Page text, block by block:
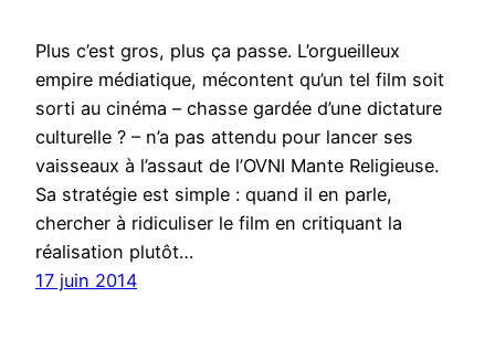
Plus c’est gros, plus ça passe. L’orgueilleux
empire médiatique, mécontent qu’un tel film soit
sorti au cinéma – chasse gardée d’une dictature
culturelle ? – n’a pas attendu pour lancer ses
vaisseaux à l’assaut de l’OVNI Mante Religieuse.
Sa stratégie est simple : quand il en parle,
chercher à ridiculiser le film en critiquant la
réalisation plutôt…
17 juin 2014